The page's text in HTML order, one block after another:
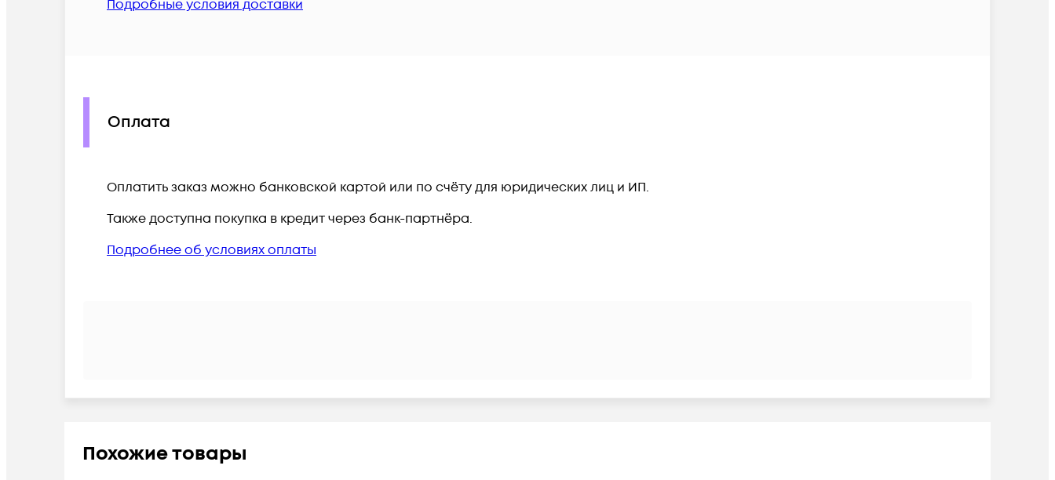
Подробные условия доставки
Оплата
Оплатить заказ можно банковской картой или по счёту для юридических лиц и ИП.
Также доступна покупка в кредит через банк-партнёра.
Подробнее об условиях оплаты
Похожие товары